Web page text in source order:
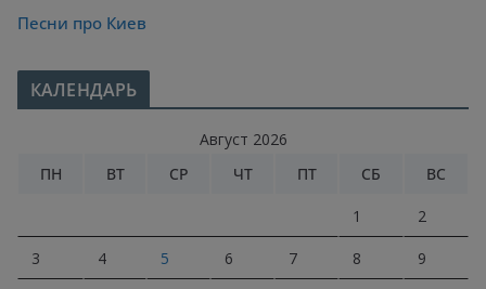
Песни про Киев
КАЛЕНДАРЬ
Август 2026
ПН
ВТ СР ЧТ ПТ СБ ВС
1 2
3 4 5 6 7 8 9